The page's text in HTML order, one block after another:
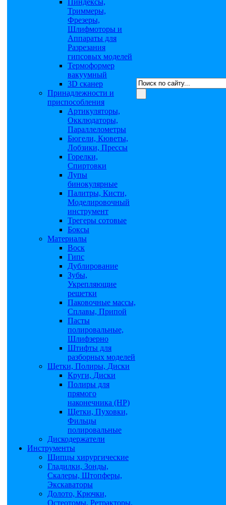
Пиндексы,
Триммеры,
Фрезеры,
Шлифмоторы и
Аппараты для
Разрезания
гипсовых моделей
Термоформер
вакуумный
3D сканер
Принадлежности и
приспособления
Артикуляторы,
Окклюдаторы,
Параллелометры
Бюгели, Кюветы,
Лобзики, Прессы
Горелки,
Спиртовки
Лупы
бинокулярные
Палитры, Кисти,
Моделировочный
инструмент
Трегеры сотовые
Боксы
Материалы
Воск
Гипс
Дублирование
Зубы,
Укрепляющие
решетки
Паковочные массы,
Сплавы, Припой
Пасты
полировальные,
Шлифзерно
Штифты для
разборных моделей
Щетки, Полиры, Диски
Круги, Диски
Полиры для
прямого
наконечника (НР)
Щетки, Пуховки,
Фильцы
полировальные
Дискодержатели
Инструменты
Щипцы хирургические
Гладилки, Зонды,
Скалеры, Штопферы,
Экскаваторы
Долото, Крючки,
Остеотомы, Ретракторы,